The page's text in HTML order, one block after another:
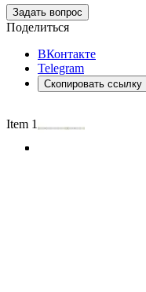
Задать вопрос
Поделиться
ВКонтакте
Telegram
Скопировать ссылку
Item 1 of 4